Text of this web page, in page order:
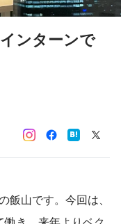
ンターンで
飯山です。今回は、